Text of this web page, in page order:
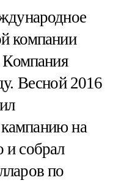
компании
Весной 2016
на
и собрал
по